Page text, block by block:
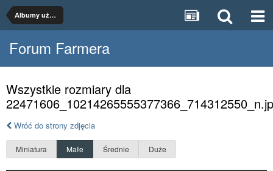
Albumy użytkowników
Forum Farmera
Wszystkie rozmiary dla
Wróć do strony zdjęcia
Miniatura Małe Średnie Duże